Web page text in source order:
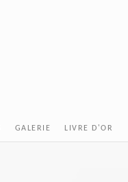
GALERIE LIVRE D'OR